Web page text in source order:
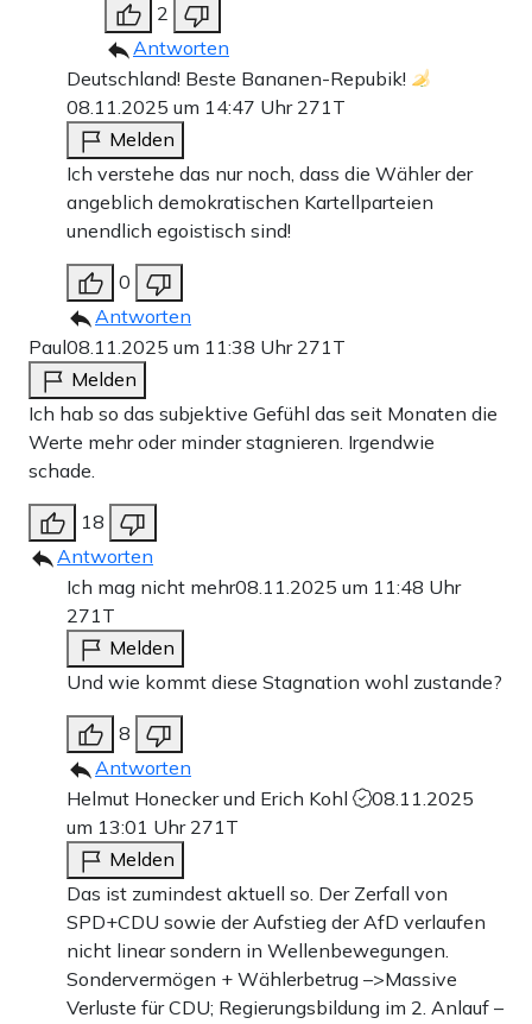
2
Antworten
Deutschland! Beste Bananen-Repubik!
08.11.2025 um 14:47 Uhr 271T
Melden
Ich verstehe das nur noch, dass die Wähler der
angeblich demokratischen Kartellparteien
unendlich egoistisch sind!
0
Antworten
Paul08.11.2025 um 11:38 Uhr 271T
Melden
Ich hab so das subjektive Gefühl das seit Monaten die
Werte mehr oder minder stagnieren. Irgendwie
schade.
18
Antworten
Ich mag nicht mehr08.11.2025 um 11:48 Uhr
271T
Melden
Und wie kommt diese Stagnation wohl zustande?
8
Antworten
Helmut Honecker und Erich Kohl
08.11.2025
um 13:01 Uhr 271T
Melden
Das ist zumindest aktuell so. Der Zerfall von
SPD+CDU sowie der Aufstieg der AfD verlaufen
nicht linear sondern in Wellenbewegungen.
Sondervermögen + Wählerbetrug –>Massive
Verluste für CDU; Regierungsbildung im 2. Anlauf –